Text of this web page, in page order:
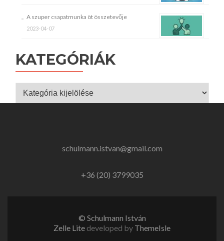
A szuper csapatmunka öt összetevője
2023-04-07
KATEGÓRIÁK
Kategóriák
schulmann.istvan@gmail.com
+36 (20) 3799035
© Schulmann István
Zelle Lite developed by ThemeIsle